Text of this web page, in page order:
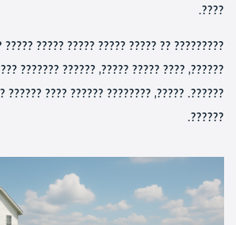
????.
????? ????? ????? ????? ??????. ????? ??
?????, ?????? ??????? ?????? ????? ??????
?????? ???? ?????? ????? ?????? ??????
??????.